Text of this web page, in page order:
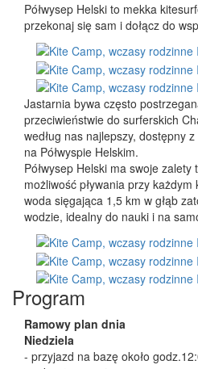
Półwysep Helski to mekka
przekonaj się sam i dołącz do
Jastarnia bywa często
przeciwieństwie do surferskich
według nas najlepszy, dostępny
na Półwyspie Helskim.
Półwysep Helski ma swoje
możliwość pływania przy każdym
woda sięgająca 1,5 km w głąb
wodzie, idealny do nauki i na
Program
Ramowy plan dnia
Niedziela
- przyjazd na bazę około